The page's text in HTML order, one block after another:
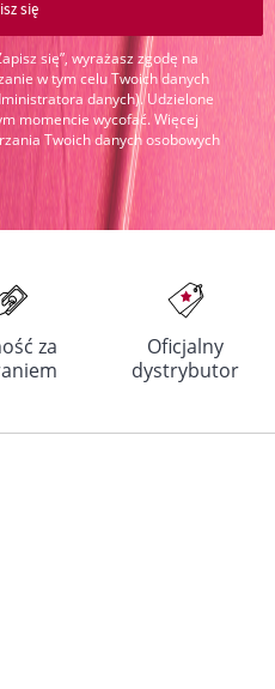
się
się”, wyrażasz zgodę na
w tym celu Twoich danych
danych). Udzielone
momencie wycofać. Więcej
Twoich danych osobowych
za
Oficjalny
dystrybutor